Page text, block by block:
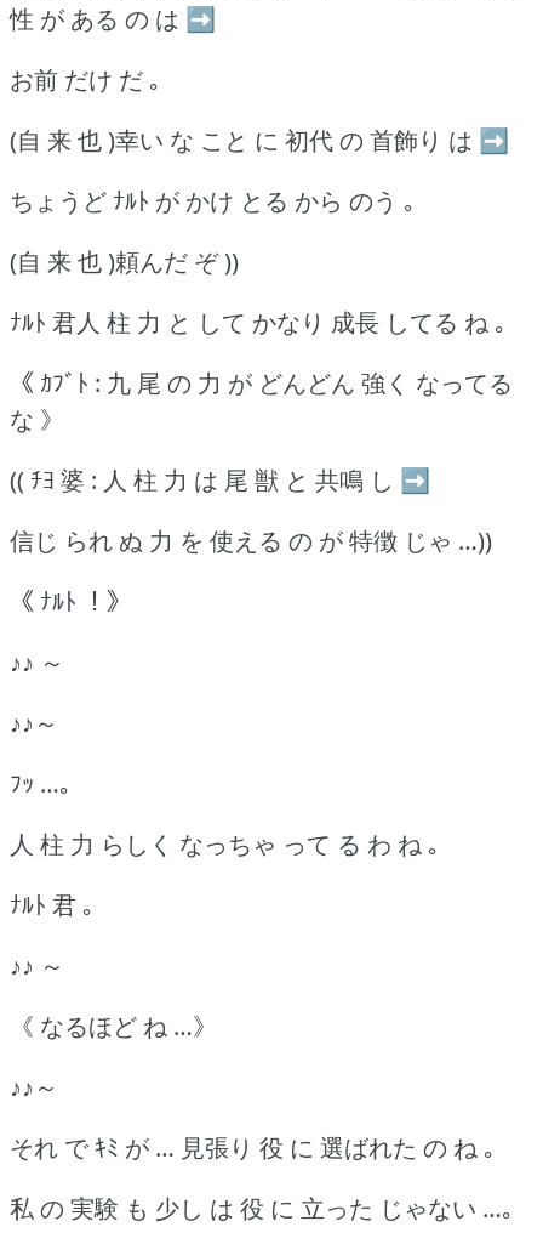
性 が ある の は ➡
お前 だけ だ ｡
(自 来 也 )幸い な こと に 初代 の 首飾り は ➡
ちょうど ﾅﾙﾄ が かけ とる から のう ｡
(自 来 也 )頼んだ ぞ ))
ﾅﾙﾄ 君人 柱 力 と して かなり 成長 してる ね ｡
《 ｶﾌﾞﾄ : 九 尾 の 力 が どんどん 強く なってる
な 》
(( ﾁﾖ 婆 : 人 柱 力 は 尾 獣 と 共鳴 し ➡
信じ られ ぬ 力 を 使える の が 特徴 じゃ …))
《 ﾅﾙﾄ ！》
♪♪ ～
♪♪～
ﾌｯ …｡
人 柱 力 らしく なっちゃ って る わ ね ｡
ﾅﾙﾄ 君 ｡
♪♪ ～
《 なるほど ね …》
♪♪～
それ で ｷﾐ が … 見張り 役 に 選ばれた の ね ｡
私 の 実験 も 少し は 役 に 立った じゃない …｡